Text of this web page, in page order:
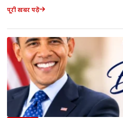
पूरी खबर पढ़ें